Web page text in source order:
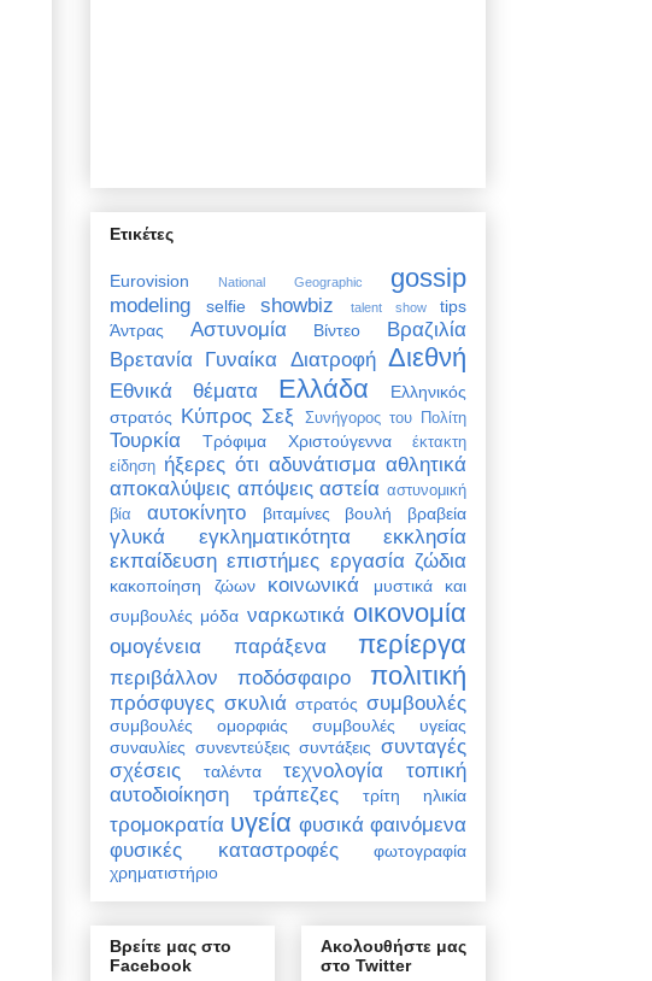
Ετικέτες
Eurovision National Geographic gossip
modeling selfie showbiz talent show
tips
Άντρας
Αστυνομία Βίντεο
Βραζιλία
Βρετανία Γυναίκα Διατροφή Διεθνή
Εθνικά θέματα Ελλάδα
Ελληνικός
στρατός Κύπρος Σεξ Συνήγορος του Πολίτη
Τουρκία Τρόφιμα Χριστούγεννα
έκτακτη
είδηση ήξερες ότι αδυνάτισμα αθλητικά
αποκαλύψεις απόψεις αστεία αστυνομική
βία
αυτοκίνητο βιταμίνες βουλή βραβεία
γλυκά εγκληματικότητα
εκκλησία
εκπαίδευση επιστήμες εργασία ζώδια
κακοποίηση ζώων κοινωνικά
μυστικά και
συμβουλές μόδα ναρκωτικά οικονομία
ομογένεια παράξενα περίεργα
περιβάλλον ποδόσφαιρο πολιτική
πρόσφυγες σκυλιά στρατός συμβουλές
συμβουλές ομορφιάς
συμβουλές υγείας
συναυλίες συνεντεύξεις συντάξεις συνταγές
σχέσεις
ταλέντα τεχνολογία
τοπική
αυτοδιοίκηση
τράπεζες τρίτη ηλικία
τρομοκρατία υγεία φυσικά φαινόμενα
φυσικές καταστροφές
φωτογραφία
χρηματιστήριο
Βρείτε μας στο
Facebook
Ακολουθήστε μας
στο Twitter